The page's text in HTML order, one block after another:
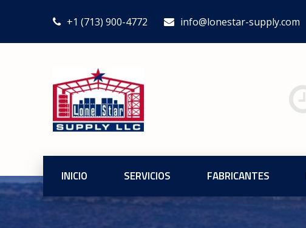
+1 (713) 900-4772 info@lonestar-supply.com
INICIO SERVICIOS FABRICANTES